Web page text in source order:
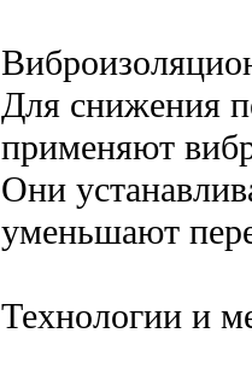
Для снижения
применяют
Они
уменьшают
Технологии и